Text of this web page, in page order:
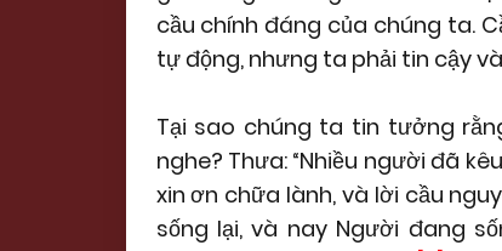
cầu chính đáng của chúng ta.
tự động, nhưng ta phải tin cậy
Tại sao chúng ta tin tưởng
nghe? Thưa: “Nhiều người đã
xin ơn chữa lành, và lời cầu
sống lại, và nay Người đang